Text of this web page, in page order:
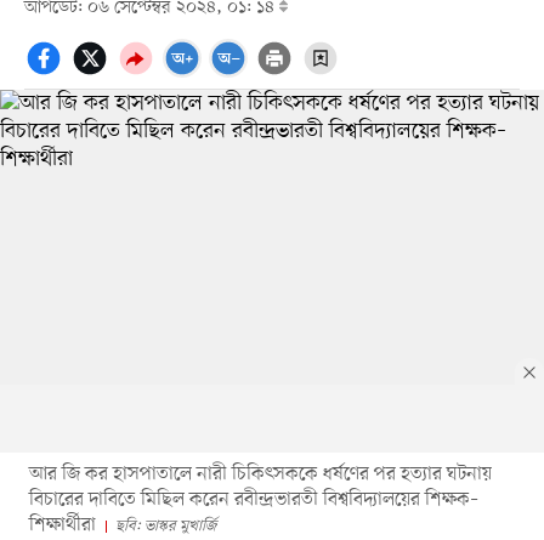
আপডেট: ০৬ সেপ্টেম্বর ২০২৪, ০১: ১৪
আর জি কর হাসপাতালে নারী চিকিৎসককে ধর্ষণের পর হত্যার ঘটনায়
বিচারের দাবিতে মিছিল করেন রবীন্দ্রভারতী বিশ্ববিদ্যালয়ের শিক্ষক–
শিক্ষার্থীরা
ছবি: ভাস্কর মুখার্জি